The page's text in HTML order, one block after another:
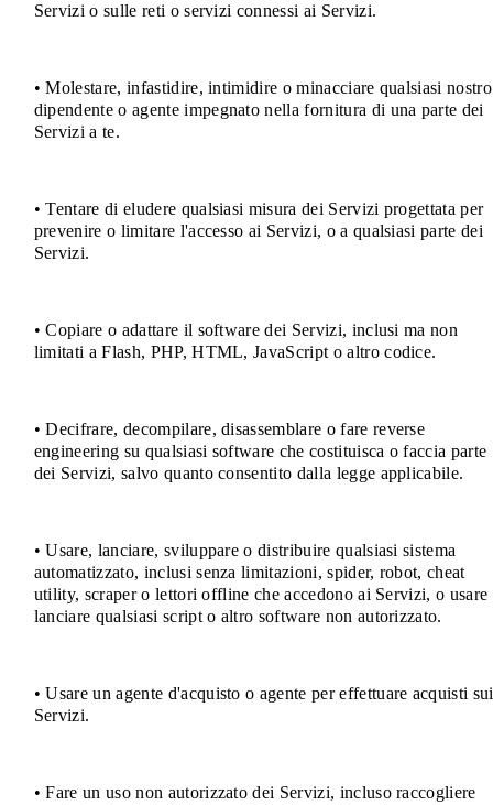
Servizi o sulle reti o servizi connessi ai Servizi.
• Molestare, infastidire, intimidire o minacciare qualsiasi nostro
dipendente o agente impegnato nella fornitura di una parte dei
Servizi a te.
• Tentare di eludere qualsiasi misura dei Servizi progettata per
prevenire o limitare l'accesso ai Servizi, o a qualsiasi parte dei
Servizi.
• Copiare o adattare il software dei Servizi, inclusi ma non
limitati a Flash, PHP, HTML, JavaScript o altro codice.
• Decifrare, decompilare, disassemblare o fare reverse
engineering su qualsiasi software che costituisca o faccia parte
dei Servizi, salvo quanto consentito dalla legge applicabile.
• Usare, lanciare, sviluppare o distribuire qualsiasi sistema
automatizzato, inclusi senza limitazioni, spider, robot, cheat
utility, scraper o lettori offline che accedono ai Servizi, o usare
lanciare qualsiasi script o altro software non autorizzato.
• Usare un agente d'acquisto o agente per effettuare acquisti sui
Servizi.
• Fare un uso non autorizzato dei Servizi, incluso raccogliere